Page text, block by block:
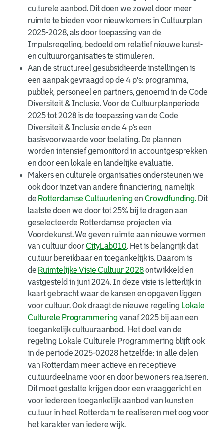
culturele aanbod. Dit doen we zowel door meer
ruimte te bieden voor nieuwkomers in Cultuurplan
2025-2028, als door toepassing van de
Impulsregeling, bedoeld om relatief nieuwe kunst-
en cultuurorganisaties te stimuleren.
Aan de structureel gesubsidieerde instellingen is
een aanpak gevraagd op de 4 p's: programma,
publiek, personeel en partners, genoemd in de Code
Diversiteit & Inclusie. Voor de Cultuurplanperiode
2025 tot 2028 is de toepassing van de Code
Diversiteit & Inclusie en de 4 p’s een
basisvoorwaarde voor toelating. De plannen
worden intensief gemonitord in accountgesprekken
en door een lokale en landelijke evaluatie.
Makers en culturele organisaties ondersteunen we
ook door inzet van andere financiering, namelijk
de Rotterdamse Cultuurlening en Crowdfunding. Dit
laatste doen we door tot 25% bij te dragen aan
geselecteerde Rotterdamse projecten via
Voordekunst. We geven ruimte aan nieuwe vormen
van cultuur doorCityLab010. Het is belangrijk dat
cultuur bereikbaar en toegankelijk is. Daarom is
de Ruimtelijke Visie Cultuur 2028ontwikkeld en
vastgesteld in juni 2024. In deze visie is letterlijk in
kaart gebracht waar de kansen en opgaven liggen
voor cultuur. Ook draagt de nieuwe regeling Lokale
Culturele Programmering vanaf 2025 bij aan een
toegankelijk cultuuraanbod. Het doel van de
regeling Lokale Culturele Programmering blijft ook
in de periode 2025-02028 hetzelfde: in alle delen
van Rotterdam meer actieve en receptieve
cultuurdeelname voor en door bewoners realiseren.
Dit moet gestalte krijgen door een vraaggericht en
voor iedereen toegankelijk aanbod van kunst en
cultuur in heel Rotterdam te realiseren met oog voor
het karakter van iedere wijk.